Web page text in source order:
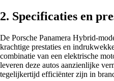
2. Specificaties en
De Porsche Panamera Hybrid-
krachtige prestaties en
combinatie van een elektrische
leveren deze autos aanzienlijke
tegelijkertijd efficiënter zijn in